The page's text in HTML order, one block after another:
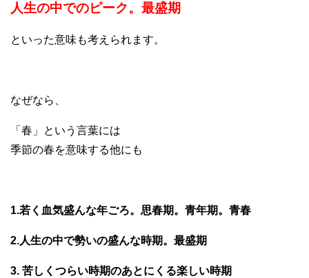
人生の中でのピーク。最盛期
といった意味も考えられます。
なぜなら、
「春」という言葉には
季節の春を意味する他にも
1.若く血気盛んな年ごろ。思春期。青年期。青春
2.人生の中で勢いの盛んな時期。最盛期
3. 苦しくつらい時期のあとにくる楽しい時期